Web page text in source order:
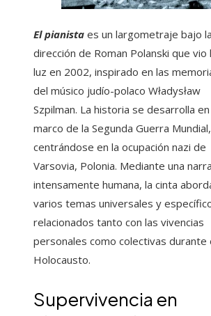
El pianista es un largometraje bajo la
dirección de Roman Polanski que vio
luz en 2002, inspirado en las
del músico judío-polaco Władysław
Szpilman. La historia se desarrolla
marco de la Segunda Guerra Mundial,
centrándose en la ocupación nazi de
Varsovia, Polonia. Mediante una
intensamente humana, la cinta
varios temas universales y
relacionados tanto con las vivencias
personales como colectivas durante
Holocausto.
Supervivencia en